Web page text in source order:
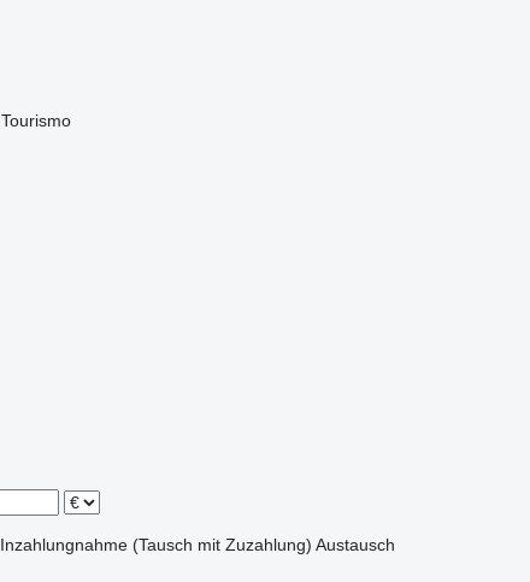
Tourismo
Inzahlungnahme (Tausch mit Zuzahlung) Austausch